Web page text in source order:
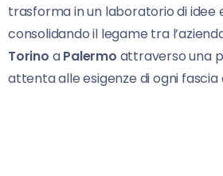
trasforma in un laboratorio di idee
consolidando il legame tra
Torino aPalermo attraverso una
attenta alle esigenze di ogni fascia